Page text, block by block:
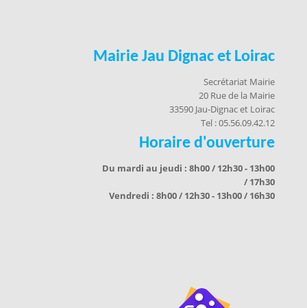
Mairie Jau Dignac et Loirac
Secrétariat Mairie
20 Rue de la Mairie
33590 Jau-Dignac et Loirac
Tel : 05.56.09.42.12
Horaire d'ouverture
Du mardi au jeudi : 8h00 / 12h30 - 13h00
/ 17h30
Vendredi : 8h00 / 12h30 - 13h00 / 16h30